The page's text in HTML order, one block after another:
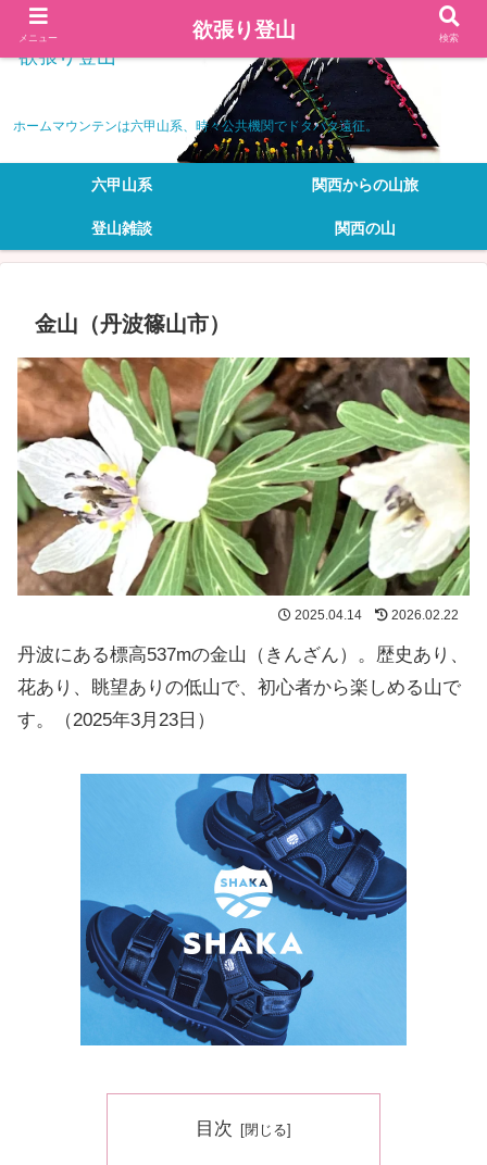
欲張り登山
ホームマウンテンは六甲山系、時々公共機関でドタバタ遠征。
六甲山系 関西からの山旅
登山雑談 関西の山
金山（丹波篠山市）
2025.04.14 2026.02.22
丹波にある標高537mの金山（きんざん）。歴史あり、
花あり、眺望ありの低山で、初心者から楽しめる山で
す。（2025年3月23日）
目次
メニュー 欲張り登山 検索